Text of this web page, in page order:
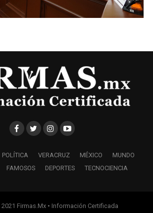
POLÍTICA VERACRUZ MÉXICO
MUNDO
FAMOSOS DEPORTES TECNOCIENCIA
Firmas.Mx • Información Certificada